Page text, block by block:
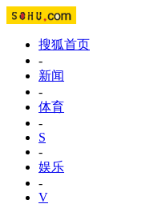
搜狐首页
-
新闻
-
体育
-
S
-
娱乐
-
V